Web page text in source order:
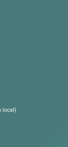
local)